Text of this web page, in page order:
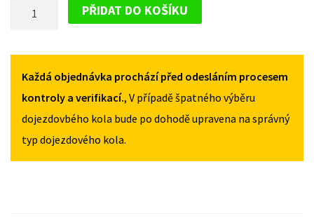
2010
2010
ELANTRA
OD
2010
MNOŽSTVÍ
PŘIDAT DO KOŠÍKU
Každá objednávka prochází před odesláním procesem
kontroly a verifikací., V případě špatného výběru
dojezdovbého kola bude po dohodě upravena na správný
typ dojezdového kola.